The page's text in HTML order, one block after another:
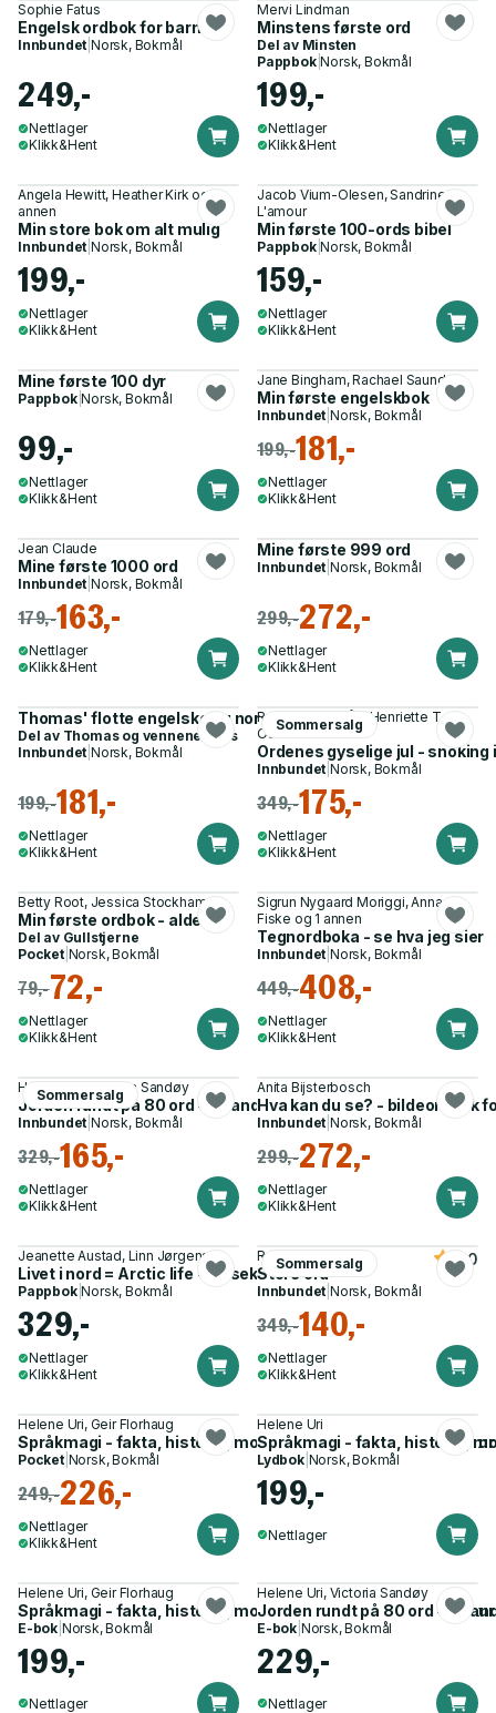
Sophie Fatus
Engelsk ordbok for barn
Innbundet |Norsk, Bokmål
249,-
Nettlager
Klikk&Hent
Mervi Lindman
Minstens første ord
Del av Minsten
Pappbok|Norsk, Bokmål
199,-
Nettlager
Klikk&Hent
Angela Hewitt, Heather Kirk og 1
annen
Min store bok om alt mulig
Innbundet |Norsk, Bokmål
199,-
Nettlager
Klikk&Hent
Jacob Vium-Olesen, Sandrine
L'amour
Min første 100-ords bibel
Pappbok|Norsk, Bokmål
159,-
Nettlager
Klikk&Hent
Mine første 100 dyr
Pappbok|Norsk, Bokmål
99,-
Nettlager
Klikk&Hent
Jane Bingham, Rachael Saunders
Min første engelskbok
Innbundet |Norsk, Bokmål
199,-181,-
Nettlager
Klikk&Hent
Jean Claude
Mine første 1000 ord
Innbundet |Norsk, Bokmål
179,-163,-
Nettlager
Klikk&Hent
Mine første 999 ord
Innbundet |Norsk, Bokmål
299,-272,-
Nettlager
Klikk&Hent
Thomas' flotte engelske og norske ordbok
Del av Thomas og vennene hans
Innbundet |Norsk, Bokmål
199,-181,-
Nettlager
Klikk&Hent
Sommersalg
Ragnhild Holmås, Henriette T.
Osnes
Ordenes gyselige jul -
Innbundet |Norsk, Bokmål
349,-175,-
Nettlager
Klikk&Hent
Betty Root, Jessica Stockham
Min første ordbok - alder 5+
Del av Gullstjerne
Pocket| Norsk, Bokmål
79,-72,-
Nettlager
Klikk&Hent
Sigrun Nygaard Moriggi, Anna
Fiske og 1 annen
Tegnordboka - se hva jeg sier
Innbundet |Norsk, Bokmål
449,-408,-
Nettlager
Klikk&Hent
Sommersalg
Helene Uri, Victoria Sandøy
Jorden rundt på 80 ord - og andre språkreiser
Innbundet |Norsk, Bokmål
329,-165,-
Nettlager
Klikk&Hent
Anita Bijsterbosch
Hva kan du se? - bildeordbok
Innbundet |Norsk, Bokmål
299,-272,-
Nettlager
Klikk&Hent
Jeanette Austad, Linn Jørgensen
Livet i nord = Arctic life - på seks språk = in six languages
Pappbok|Norsk, Bokmål
329,-
Nettlager
Klikk&Hent
Sommersalg
Ronny Haugeland
Store ord
5.0
Innbundet |Norsk, Bokmål
349,-140,-
Nettlager
Klikk&Hent
Helene Uri, Geir Florhaug
Språkmagi - fakta, historie, moro, kunnskap, grammatikk,
Pocket| Norsk, Bokmål
249,-226,-
Nettlager
Klikk&Hent
Helene Uri
Språkmagi - fakta, historie,
Lydbok| Norsk, Bokmål
199,-
Nettlager
Helene Uri, Geir Florhaug
Språkmagi - fakta, historie, moro, kunnskap, grammatikk,
E-bok Norsk, Bokmål
199,-
Nettlager
Helene Uri, Victoria Sandøy
Jorden rundt på 80 ord - og
E-bok Norsk, Bokmål
229,-
Nettlager